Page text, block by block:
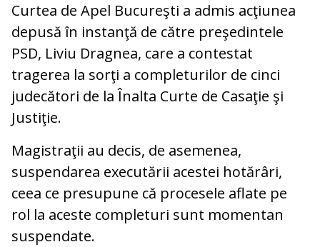
Curtea de Apel Bucureşti a admis acţiunea
depusă în instanţă de către preşedintele
PSD, Liviu Dragnea, care a contestat
tragerea la sorţi a completurilor de cinci
judecători de la Înalta Curte de Casaţie şi
Justiţie.
Magistraţii au decis, de asemenea,
suspendarea executării acestei hotărâri,
ceea ce presupune că procesele aflate pe
rol la aceste completuri sunt momentan
suspendate.